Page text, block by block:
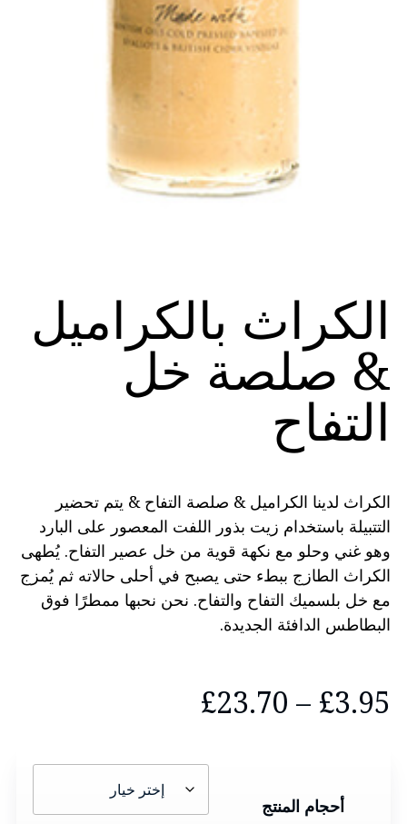
الكراث بالكراميل
& صلصة خل
التفاح
الكراث لدينا الكراميل & صلصة التفاح & يتم تحضير
التتبيلة باستخدام زيت بذور اللفت المعصور على البارد
وهو غني وحلو مع نكهة قوية من خل عصير التفاح. يُطهى
الكراث الطازج ببطء حتى يصبح في أحلى حالاته ثم يُمزج
مع خل بلسميك التفاح والتفاح. نحن نحبها ممطرًا فوق
البطاطس الدافئة الجديدة.
£3.95
–
£23.70
£3.95
أحجام المنتج